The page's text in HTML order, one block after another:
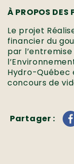
À PROPOS DES
Le projet
financier du
par
Hydro-
concours de
Partager :